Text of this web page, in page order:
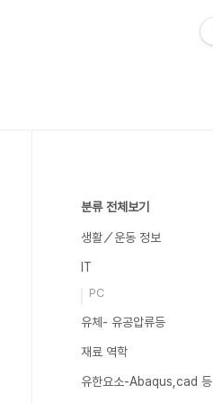
분류 전체보기
생활／운동 정보
IT
PC
유체- 유공압류등
재료 역학
유한요소-Abaqus,cad 등